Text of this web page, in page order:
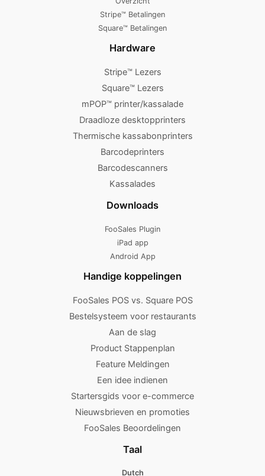
Stripe™ Betalingen
Square™ Betalingen
Hardware
Stripe™ Lezers
Square™ Lezers
mPOP™ printer/kassalade
Draadloze desktopprinters
Thermische kassabonprinters
Barcodeprinters
Barcodescanners
Kassalades
Downloads
FooSales Plugin
iPad app
Android App
Handige koppelingen
FooSales POS vs. Square POS
Bestelsysteem voor restaurants
Aan de slag
Product Stappenplan
Feature Meldingen
Een idee indienen
Startersgids voor e-commerce
Nieuwsbrieven en promoties
FooSales Beoordelingen
Taal
Dutch